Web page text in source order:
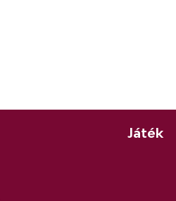
Játék